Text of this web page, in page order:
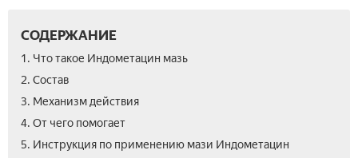
СОДЕРЖАНИЕ
1. Что такое Индометацин мазь
2. Состав
3. Механизм действия
4. От чего помогает
5. Инструкция по применению мази Индометацин